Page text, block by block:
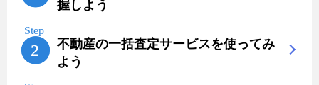
握しよう
不動産の一括査定サービスを使ってみ
よう